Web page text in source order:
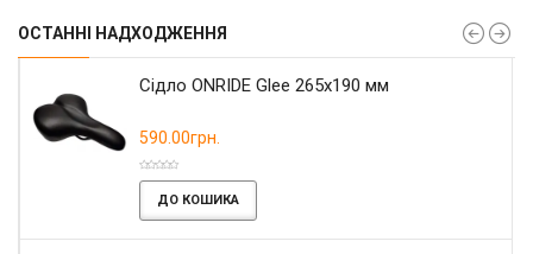
ОСТАННІ НАДХОДЖЕННЯ
Сідло ONRIDE Glee 265x190 мм
590.00грн.
ДО КОШИКА